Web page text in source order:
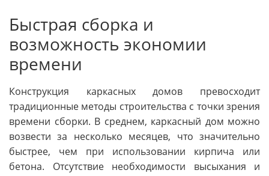
Быстрая сборка и
возможность экономии
времени
Конструкция каркасных домов превосходит
традиционные методы строительства с точки зрения
времени сборки. В среднем, каркасный дом можно
возвести за несколько месяцев, что значительно
быстрее, чем при использовании кирпича или
бетона. Отсутствие необходимости высыхания и